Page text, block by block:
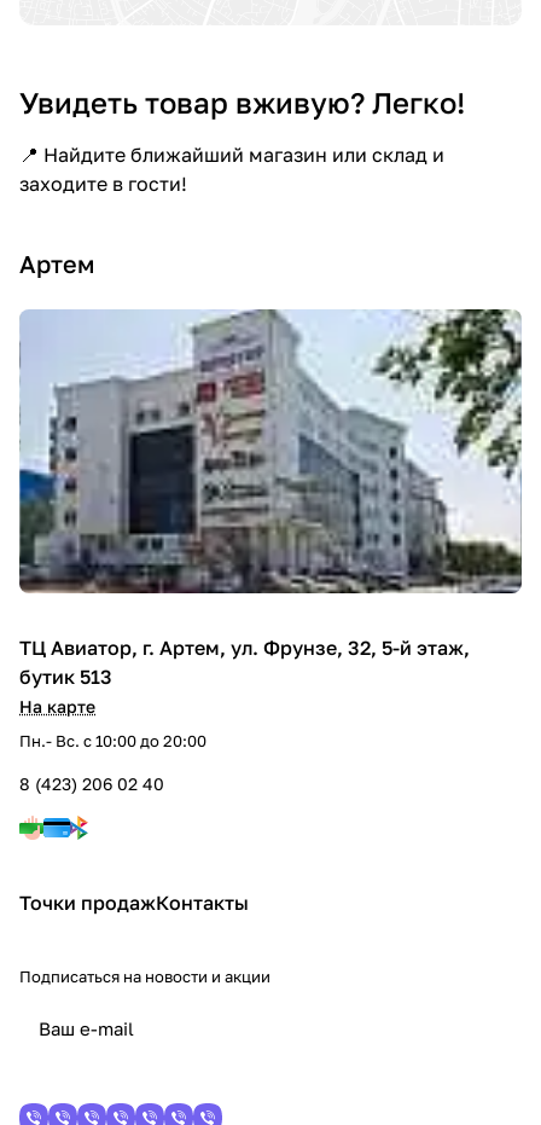
Увидеть товар вживую? Легко!
📍 Найдите ближайший магазин или склад и
заходите в гости!
Артем
ТЦ Авиатор, г. Артем, ул. Фрунзе, 32, 5-й этаж,
бутик 513
На карте
Пн.- Вс. с 10:00 до 20:00
8 (423) 206 02 40
Точки продажКонтакты
Подписаться на новости и акции